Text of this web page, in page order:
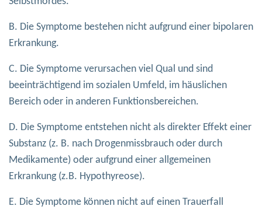
B. Die Symptome bestehen nicht aufgrund einer bipolaren
Erkrankung.
C. Die Symptome verursachen viel Qual und sind
beeinträchtigend im sozialen Umfeld, im häuslichen
Bereich oder in anderen Funktionsbereichen.
D. Die Symptome entstehen nicht als direkter Effekt einer
Substanz (z. B. nach Drogenmissbrauch oder durch
Medikamente) oder aufgrund einer allgemeinen
Erkrankung (z.B. Hypothyreose).
E. Die Symptome können nicht auf einen Trauerfall